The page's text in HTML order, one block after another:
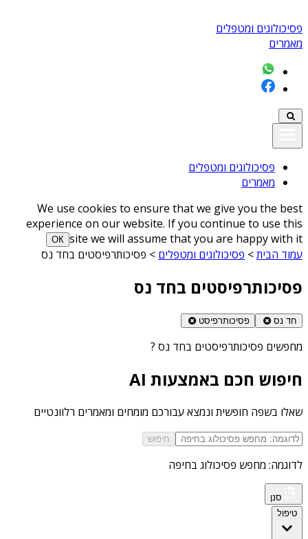
פסיכולוגים ומטפלים
מאמרים
פסיכולוגים ומטפלים
מאמרים
We use cookies to ensure that we give you the best
experience on our website. If you continue to use this
site we will assume that you are happy with it
ОК
עמוד הבית> פסיכולוגים ומטפלים > פסיכותרפיסטים בחד נס
פסיכותרפיסטים בחד נס
חד נס פסיכותרפיסט
מחפשים פסיכותרפיסטים בחד נס ?
חיפוש חכם באמצעות AI
שאלו בשפה חופשית ונמצא עבורכם מומחים ומאמרים רלוונטיים
חיפוש
לדוגמה: מחפש פסיכולוג בחיפה
סנן
טיפול